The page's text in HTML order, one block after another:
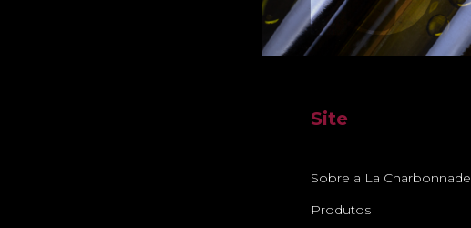
Site
Sobre a La Charbonnade
Produtos